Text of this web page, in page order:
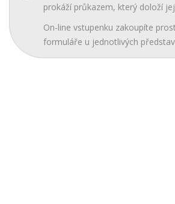
prokáží průkazem, který doloží
On-line vstupenku zakoupíte
formuláře u jednotlivých